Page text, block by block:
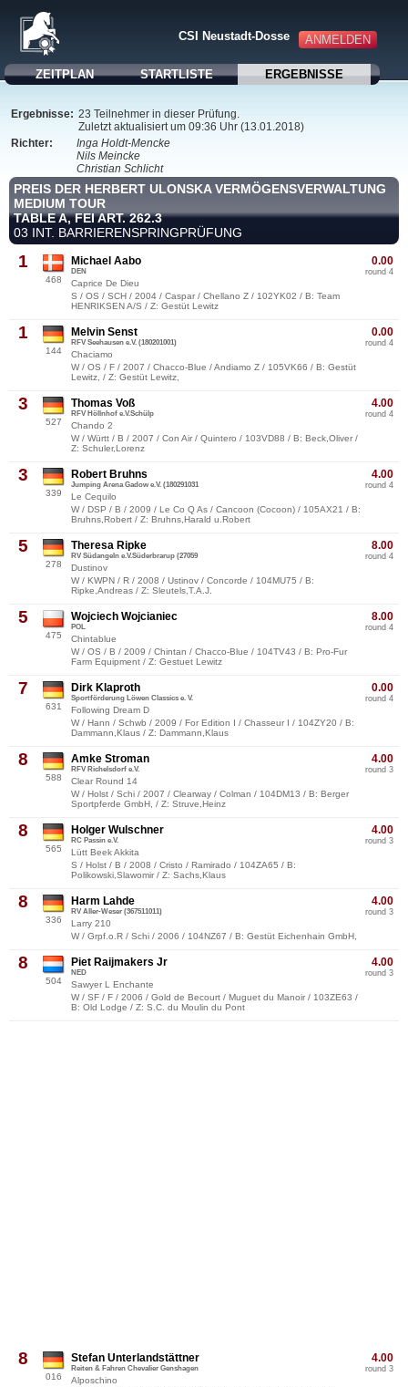
ANMELDEN
CSI Neustadt-Dosse
ZEITPLAN STARTLISTE ERGEBNISSE
Ergebnisse: 23 Teilnehmer in dieser Prüfung.
Zuletzt aktualisiert um 09:36 Uhr (13.01.2018)
Richter:
Inga Holdt-Mencke
Nils Meincke
Christian Schlicht
PREIS DER HERBERT ULONSKA VERMÖGENSVERWALTUNG
MEDIUM TOUR
TABLE A, FEI ART. 262.3
03 INT. BARRIERENSPRINGPRÜFUNG
1
468
0.00
round 4
Michael Aabo
DEN
Caprice De Dieu
S / OS / SCH / 2004 / Caspar / Chellano Z / 102YK02 / B: Team
HENRIKSEN A/S / Z: Gestüt Lewitz
1
144
0.00
round 4
Melvin Senst
RFV Seehausen e.V. (180201001)
Chaciamo
W / OS / F / 2007 / Chacco-Blue / Andiamo Z / 105VK66 / B: Gestüt
Lewitz, / Z: Gestüt Lewitz,
3
527
4.00
round 4
Thomas Voß
RFV Höllnhof e.V.Schülp
Chando 2
W / Württ / B / 2007 / Con Air / Quintero / 103VD88 / B: Beck,Oliver /
Z: Schuler,Lorenz
3
339
4.00
round 4
Robert Bruhns
Jumping Arena Gadow e.V. (180291031
Le Cequilo
W / DSP / B / 2009 / Le Co Q As / Cancoon (Cocoon) / 105AX21 / B:
Bruhns,Robert / Z: Bruhns,Harald u.Robert
5
278
8.00
round 4
Theresa Ripke
RV Südangeln e.V.Süderbrarup (27059
Dustinov
W / KWPN / R / 2008 / Ustinov / Concorde / 104MU75 / B:
Ripke,Andreas / Z: Sleutels,T.A.J.
5
475
8.00
round 4
Wojciech Wojcianiec
POL
Chintablue
W / OS / B / 2009 / Chintan / Chacco-Blue / 104TV43 / B: Pro-Fur
Farm Equipment / Z: Gestuet Lewitz
7
631
0.00
round 4
Dirk Klaproth
Sportförderung Löwen Classics e. V.
Following Dream D
W / Hann / Schwb / 2009 / For Edition I / Chasseur I / 104ZY20 / B:
Dammann,Klaus / Z: Dammann,Klaus
8
588
4.00
round 3
Amke Stroman
RFV Richelsdorf e.V.
Clear Round 14
W / Holst / Schi / 2007 / Clearway / Colman / 104DM13 / B: Berger
Sportpferde GmbH, / Z: Struve,Heinz
8
565
4.00
round 3
Holger Wulschner
RC Passin e.V.
Lütt Beek Akkita
S / Holst / B / 2008 / Cristo / Ramirado / 104ZA65 / B:
Polikowski,Slawomir / Z: Sachs,Klaus
8
336
4.00
round 3
Harm Lahde
RV Aller-Weser (367511011)
Larry 210
W / Grpf.o.R / Schi / 2006 / 104NZ67 / B: Gestüt Eichenhain GmbH,
8
504
4.00
round 3
Piet Raijmakers Jr
NED
Sawyer L Enchante
W / SF / F / 2006 / Gold de Becourt / Muguet du Manoir / 103ZE63 /
B: Old Lodge / Z: S.C. du Moulin du Pont
8
016
4.00
round 3
Stefan Unterlandstättner
Reiten & Fahren Chevalier Genshagen
Alposchino